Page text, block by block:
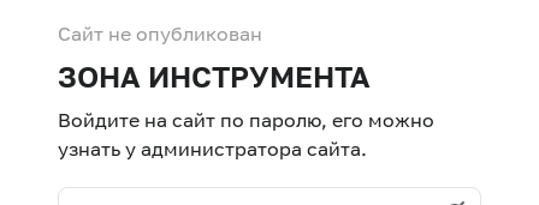
Сайт не опубликован
ЗОНА ИНСТРУМЕНТА
Войдите на сайт по паролю, его можно
узнать у администратора сайта.